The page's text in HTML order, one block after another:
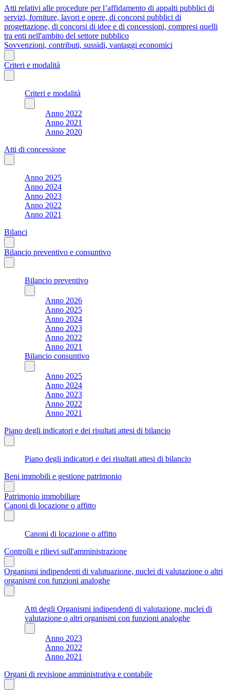
Atti relativi alle procedure per l’affidamento di appalti pubblici di
servizi, forniture, lavori e opere, di concorsi pubblici di
progettazione, di concorsi di idee e di concessioni, compresi quelli
tra enti nell'ambito del settore pubblico
Sovvenzioni, contributi, sussidi, vantaggi economici
Criteri e modalità
Criteri e modalità
Anno 2022
Anno 2021
Anno 2020
Atti di concessione
Anno 2025
Anno 2024
Anno 2023
Anno 2022
Anno 2021
Bilanci
Bilancio preventivo e consuntivo
Bilancio preventivo
Anno 2026
Anno 2025
Anno 2024
Anno 2023
Anno 2022
Anno 2021
Bilancio consuntivo
Anno 2025
Anno 2024
Anno 2023
Anno 2022
Anno 2021
Piano degli indicatori e dei risultati attesi di bilancio
Piano degli indicatori e dei risultati attesi di bilancio
Beni immobili e gestione patrimonio
Patrimonio immobiliare
Canoni di locazione o affitto
Canoni di locazione o affitto
Controlli e rilievi sull'amministrazione
Organismi indipendenti di valutuazione, nuclei di valutazione o altri
organismi con funzioni analoghe
Atti degli Organismi indipendenti di valutazione, nuclei di
valutazione o altri organismi con funzioni analoghe
Anno 2023
Anno 2022
Anno 2021
Organi di revisione amministrativa e contabile